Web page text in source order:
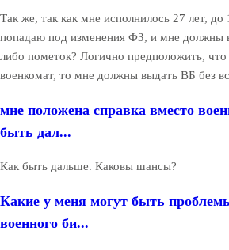
Так же, так как мне исполнилось 27 лет,
попадаю под изменения ФЗ, и мне должны
либо пометок? Логично предположить, что
военкомат, то мне должны выдать ВБ без
мне положена справка вместо
быть дал...
Как быть дальше. Каковы шансы?
Какие у меня могут быть
военного би...